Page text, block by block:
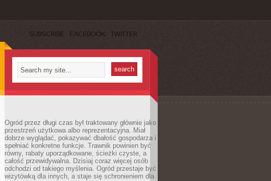
SUBSCRIBE FACEBOOK TWITTER
Ogród przez długi czas był traktowany głównie jako
przestrzeń użytkowa albo reprezentacyjna. Miał
dobrze wyglądać, pokazywać dbałość gospodarza i
spełniać konkretne funkcje. Trawnik powinien być
równy, rabaty uporządkowane, ścieżki czyste, a
całość przewidywalna. Dzisiaj coraz więcej osób
odchodzi od takiego myślenia. Ogród przestaje być
wizytówką dla innych, a staje się schronieniem dla